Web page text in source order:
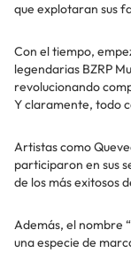
que explotaran sus
Con el tiempo,
legendarias BZRP
revolucionando
Y claramente, todo
Artistas como
participaron en sus
de los más exitosos
Además, el nombre
una especie de